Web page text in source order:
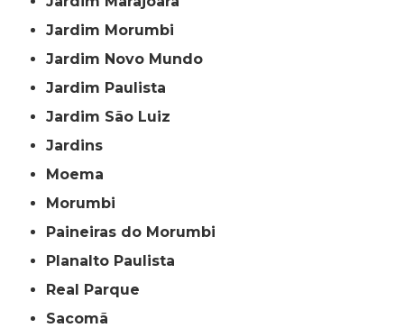
Jardim Morumbi
Jardim Novo Mundo
Jardim Paulista
Jardim São Luiz
Jardins
Moema
Morumbi
Paineiras do Morumbi
Planalto Paulista
Real Parque
Sacomã